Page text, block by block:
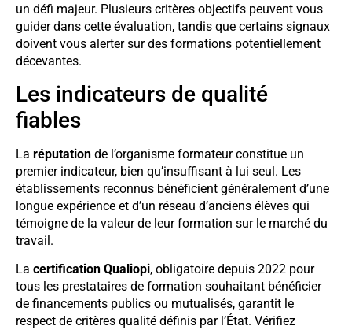
un défi majeur. Plusieurs critères objectifs peuvent vous
guider dans cette évaluation, tandis que certains signaux
doivent vous alerter sur des formations potentiellement
décevantes.
Les indicateurs de qualité
fiables
La réputation de l’organisme formateur constitue un
premier indicateur, bien qu’insuffisant à lui seul. Les
établissements reconnus bénéficient généralement d’une
longue expérience et d’un réseau d’anciens élèves qui
témoigne de la valeur de leur formation sur le marché du
travail.
La certification Qualiopi, obligatoire depuis 2022 pour
tous les prestataires de formation souhaitant bénéficier
de financements publics ou mutualisés, garantit le
respect de critères qualité définis par l’État. Vérifiez